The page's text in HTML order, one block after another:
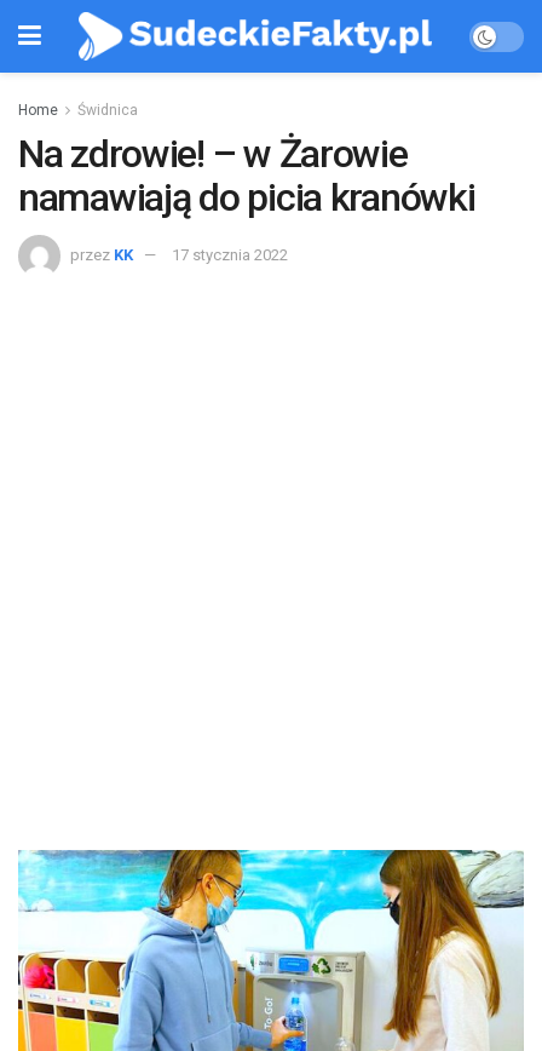
Home Świdnica
Na zdrowie! – w Żarowie
namawiają do picia kranówki
przez KK 17 stycznia 2022